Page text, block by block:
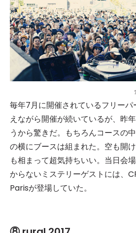
毎年7月に開催されているフリー
えながら開催が続いているが、昨
うから驚きだ。もちろんコースの
の横にブースは組まれた。空も開
も相まって超気持ちいい。当日会
からないミステリーゲストには、
Parisが登場していた。